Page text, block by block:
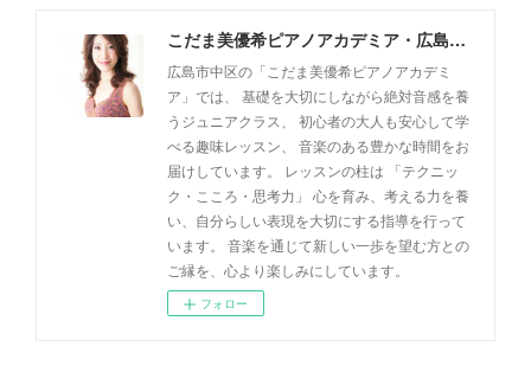
こだま美優希ピアノアカデミア・広島市中区
広島市中区の「こだま美優希ピアノアカデミ
ア」では、 基礎を大切にしながら絶対音感を養
うジュニアクラス、 初心者の大人も安心して学
べる趣味レッスン、 音楽のある豊かな時間をお
届けしています。 レッスンの柱は 「テクニッ
ク・こころ・思考力」 心を育み、考える力を養
い、自分らしい表現を大切にする指導を行って
います。 音楽を通じて新しい一歩を望む方との
ご縁を、心より楽しみにしています。
フォロー